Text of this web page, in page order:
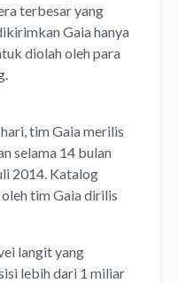
terbesar yang
Gaia hanya
diolah oleh para
tim Gaia merilis
selama 14 bulan
2014. Katalog
tim Gaia dirilis
langit yang
lebih dari 1 miliar